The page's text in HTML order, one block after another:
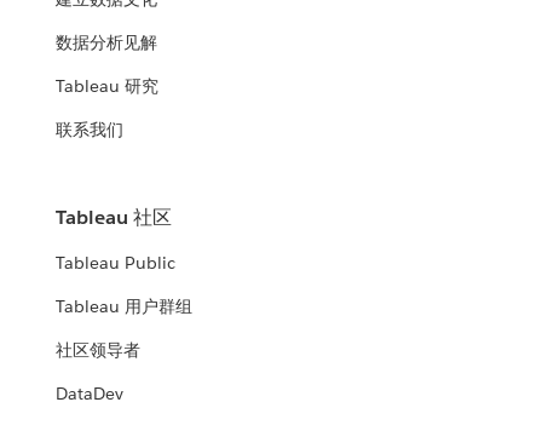
数据分析见解
Tableau 研究
联系我们
Tableau 社区
Tableau Public
Tableau 用户群组
社区领导者
DataDev